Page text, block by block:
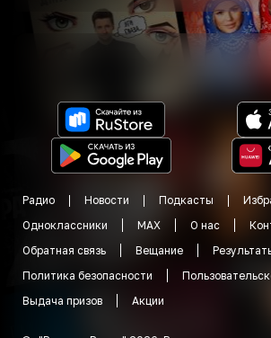
Радио Новости Подкасты
Одноклассники
MAX О нас
Обратная связь
Вещание
Политика безопасности
Выдача призов
Акции